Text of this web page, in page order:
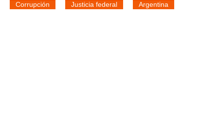
Corrupción Justicia federal Argentina